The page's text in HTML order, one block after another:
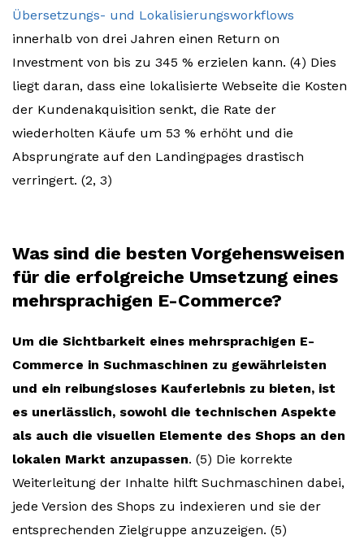
Übersetzungs- und Lokalisierungsworkflows
innerhalb von drei Jahren einen Return on
Investment von bis zu 345 % erzielen kann. (4) Dies
liegt daran, dass eine lokalisierte Webseite die Kosten
der Kundenakquisition senkt, die Rate der
wiederholten Käufe um 53 % erhöht und die
Absprungrate auf den Landingpages drastisch
verringert. (2, 3)
Was sind die besten Vorgehensweisen
für die erfolgreiche Umsetzung eines
mehrsprachigen E-Commerce?
Um die Sichtbarkeit eines mehrsprachigen E-
Commerce in Suchmaschinen zu gewährleisten
und ein reibungsloses Kauferlebnis zu bieten, ist
es unerlässlich, sowohl die technischen Aspekte
als auch die visuellen Elemente des Shops an den
lokalen Markt anzupassen. (5) Die korrekte
Weiterleitung der Inhalte hilft Suchmaschinen dabei,
jede Version des Shops zu indexieren und sie der
entsprechenden Zielgruppe anzuzeigen. (5)